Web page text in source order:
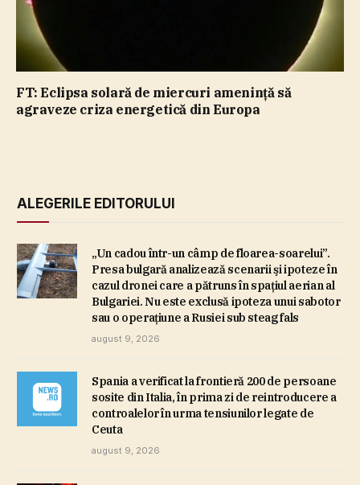
FT: Eclipsa solară de miercuri ameninţă să
agraveze criza energetică din Europa
ALEGERILE EDITORULUI
„Un cadou într-un câmp de floarea-soarelui”.
Presa bulgară analizează scenarii şi ipoteze în
cazul dronei care a pătruns în spaţiul aerian al
Bulgariei. Nu este exclusă ipoteza unui sabotor
sau o operaţiune a Rusiei sub steag fals
august 9, 2026
Spania a verificat la frontieră 200 de persoane
sosite din Italia, în prima zi de reintroducere a
controalelor în urma tensiunilor legate de
Ceuta
august 9, 2026